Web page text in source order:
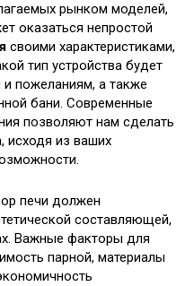
рынком моделей,
оказаться непростой
своими характеристиками,
тип устройства будет
и пожеланиям, а также
бани. Современные
позволяют нам сделать
исходя из ваших
печи должен
составляющей,
Важные факторы для
парной, материалы